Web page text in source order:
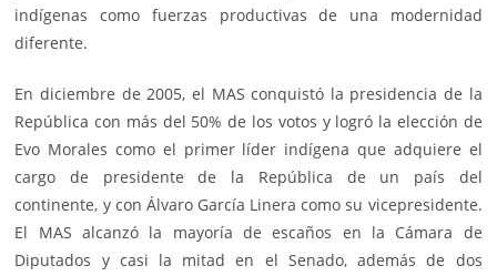
indígenas como fuerzas productivas de una modernidad
diferente.
En diciembre de 2005, el MAS conquistó la presidencia de la
República con más del 50% de los votos y logró la elección de
Evo Morales como el primer líder indígena que adquiere el
cargo de presidente de la República de un país del
continente, y con Álvaro García Linera como su vicepresidente.
El MAS alcanzó la mayoría de escaños en la Cámara de
Diputados y casi la mitad en el Senado, además de dos